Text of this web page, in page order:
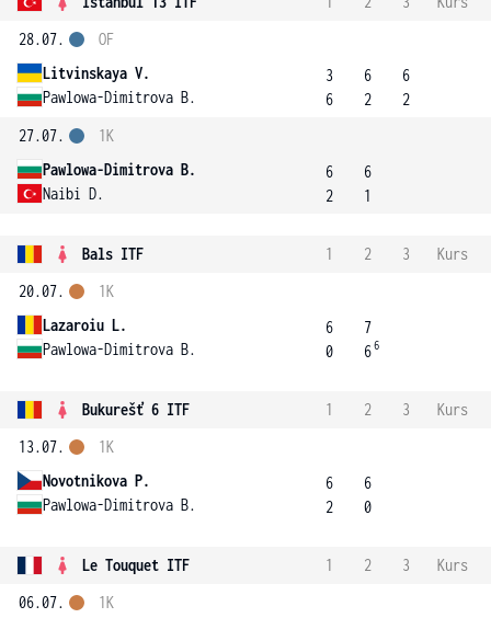
28.07.
Litvinskaya V.
Pawlowa-Dimitrova B.
OF
3
6
6
2
6
2
27.07.
Pawlowa-Dimitrova B.
Naibi D.
1K
6
2
6
1
Bals ITF 1 2 3
Kurs
20.07.
Lazaroiu L.
Pawlowa-Dimitrova B.
1K
6
0
7
66
Bukurešť 6 ITF 1 2 3
Kurs
13.07.
Novotnikova P.
Pawlowa-Dimitrova B.
1K
6
2
6
0
Le Touquet ITF 1 2 3
Kurs
06.07.
1K